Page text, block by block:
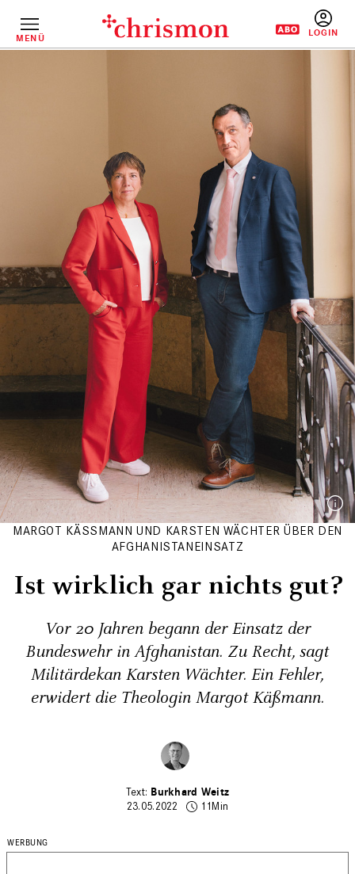
InhaltMENÜ
MARGOT KÄSSMANN UND KARSTEN WÄCHTER ÜBER DEN
AFGHANISTANEINSATZ
Ist wirklich gar nichts gut?
Vor 20 Jahren begann der Einsatz der
Bundeswehr in Afghanistan. Zu Recht, sagt
Militärdekan Karsten Wächter. Ein Fehler,
erwidert die Theologin Margot Käßmann.
Burkhard Weitz
23.05.2022
11Min